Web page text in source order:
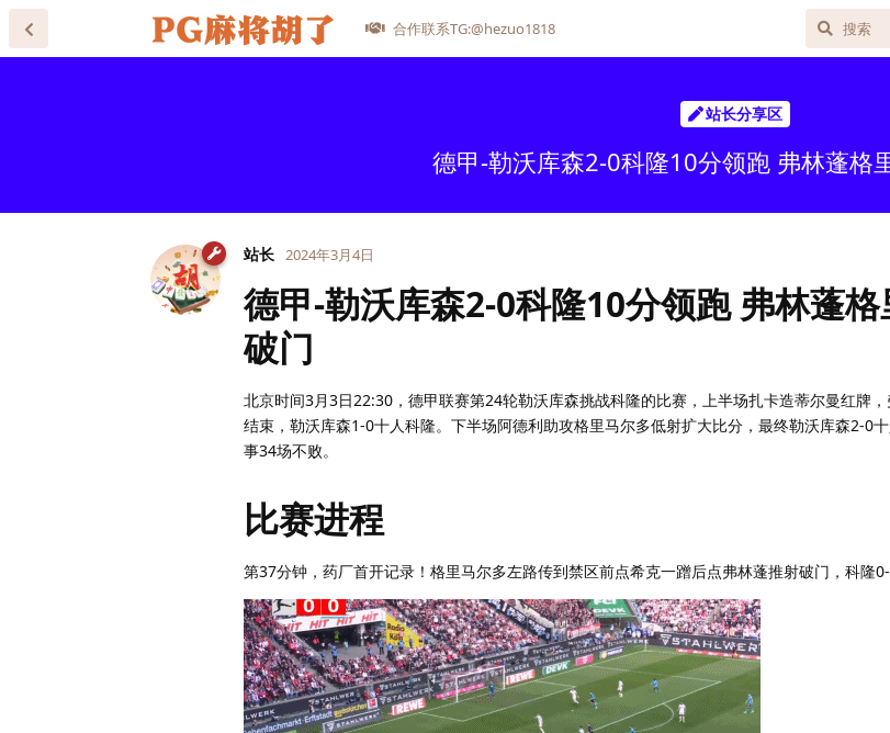
合作联系TG:@hezuo1818
站长分享区
德甲-勒沃库森2-0科隆10分领跑 弗林蓬格
站长 2024年3月4日
德甲-勒沃库森2-0科隆10分领跑 弗林蓬
破门
北京时间3月3日22:30，德甲联赛第24轮勒沃库森挑战科隆的比赛，上半场扎卡造蒂尔曼红牌
结束，勒沃库森1-0十人科隆。下半场阿德利助攻格里马尔多低射扩大比分，最终勒沃库森2-0
事34场不败。
比赛进程
第37分钟，药厂首开记录！格里马尔多左路传到禁区前点希克一蹭后点弗林蓬推射破门，科隆0-